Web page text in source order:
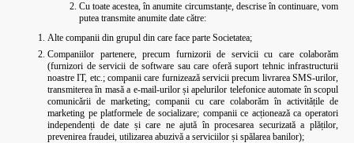
Cu toate acestea, în anumite circumstanțe, descrise în continuare, vom
putea transmite anumite date către:
Alte companii din grupul din care face parte Societatea;
Companiilor partenere, precum furnizorii de servicii cu care colaborăm
(furnizori de servicii de software sau care oferă suport tehnic infrastructurii
noastre IT, etc.; companii care furnizează servicii precum livrarea SMS-urilor,
transmiterea în masă a e-mail-urilor și apelurilor telefonice automate în scopul
comunicării de marketing; companii cu care colaborăm în activitățile de
marketing pe platformele de socializare; companii ce acționează ca operatori
independenți de date și care ne ajută în procesarea securizată a plăților,
prevenirea fraudei, utilizarea abuzivă a serviciilor și spălarea banilor);